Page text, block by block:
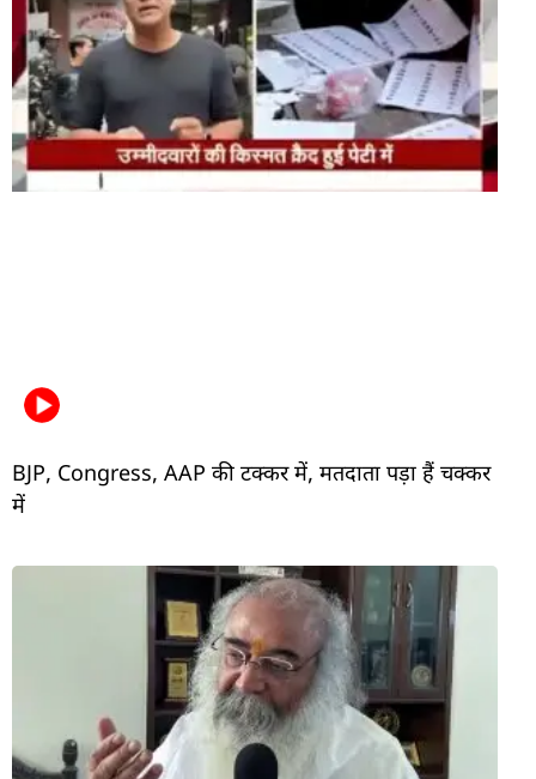
BJP, Congress, AAP की टक्कर में, मतदाता पड़ा हैं चक्कर
में